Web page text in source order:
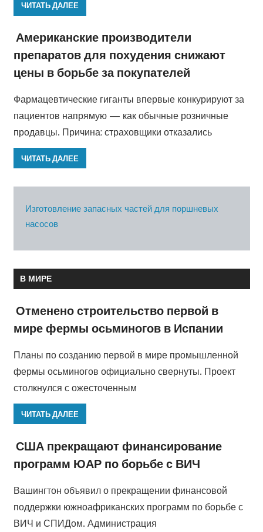
ЧИТАТЬ ДАЛЕЕ
Американские производители
препаратов для похудения снижают
цены в борьбе за покупателей
Фармацевтические гиганты впервые конкурируют за
пациентов напрямую — как обычные розничные
продавцы. Причина: страховщики отказались
ЧИТАТЬ ДАЛЕЕ
Изготовление запасных частей для поршневых
насосов
В МИРЕ
Отменено строительство первой в
мире фермы осьминогов в Испании
Планы по созданию первой в мире промышленной
фермы осьминогов официально свернуты. Проект
столкнулся с ожесточенным
ЧИТАТЬ ДАЛЕЕ
США прекращают финансирование
программ ЮАР по борьбе с ВИЧ
Вашингтон объявил о прекращении финансовой
поддержки южноафриканских программ по борьбе с
ВИЧ и СПИДом. Администрация